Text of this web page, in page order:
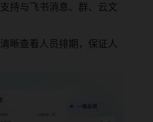
支持与飞书消息、群、云文
清晰查看人员排期，保证人